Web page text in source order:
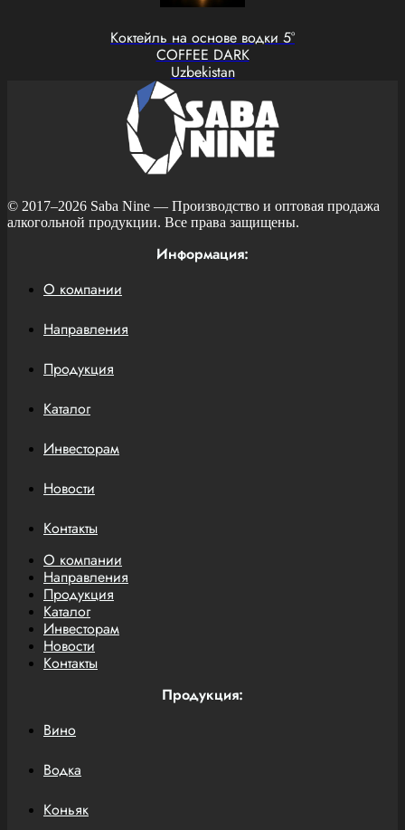
Коктейль на основе водки 5°
COFFEE DARK
Uzbekistan
© 2017–2026 Saba Nine — Производство и оптовая продажа
алкогольной продукции. Все права защищены.
Информация:
О компании
Направления
Продукция
Каталог
Инвесторам
Новости
Контакты
О компании
Направления
Продукция
Каталог
Инвесторам
Новости
Контакты
Продукция:
Вино
Водка
Коньяк